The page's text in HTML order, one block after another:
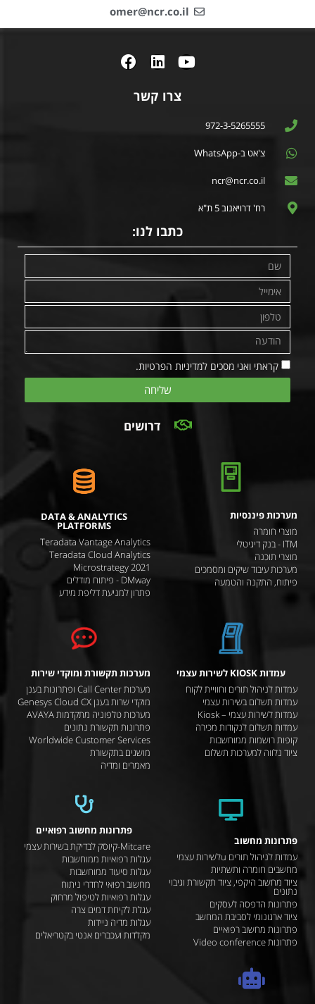
omer@ncr.co.il
צרו קשר
972-3-5265555
צ'אט ב-WhatsApp
ncr@ncr.co.il
רח' דרויאנוב 5 ת"א
כתבו לנו:
קראתי ואני מסכים למדיניות הפרטיות.
שליחה
דרושים
מערכות פיננסיות
מוצרי חומרה
ITM - בנק דיגיטלי
מוצרי תוכנה
מערכות עיבוד שיקים ומסמכים
פיתוח, התקנה והטמעה
DATA & ANALYTICS
PLATFORMS
Teradata Vantage Analytics
Teradata Cloud Analytics
Microstrategy 2021
DMway - פיתוח מודלים
פתרון למניעת דליפת מידע
עמדות KIOSK לשירות עצמי
עמדות לניהול תורים וחוויית לקוח
עמדות תשלום בשירות עצמי
עמדות לשירות עצמי – Kiosk
עמדות תשלום לנקודות מכירה
קופות רושמות ממוחשבות
ציוד נלווה למערכות תשלום
מערכות תקשורת ומוקדי שירות
מערכות Call Center ופתרונות בענן
מוקדי שרות בענן Genesys Cloud CX
מערכות טלפוניה מתקדמות AVAYA
פתרונות תקשורת נתונים
Worldwide Customer Services
מושגים בתקשורת
מאמרים ומדיה
פתרונות מחשוב
עמדות לניהול תורים uלשירות עצמי
מחשבים חומרה ותשתיות
ציוד מחשוב היקפי, ציוד תקשורת וגיבוי
נתונים
פתרונות הדפסה לעסקים
ציוד ארגונומי לסביבת המחשב
פתרונות מחשוב רפואיים
פתרונות Video conference
פתרונות מחשוב רפואיים
Mitcare-קיוסק לבדיקת בשירות עצמי
עגלות רפואיות ממוחשבות
עגלות סיעוד ממוחשבות
מחשוב רפואי לחדרי ניתוח
עגלות רפואיות לטיפול מרחוק
עגלת לקיחת דמים צרה
עגלות מדיה ניידות
מקלדות ועכברים אנטי בקטריאלים